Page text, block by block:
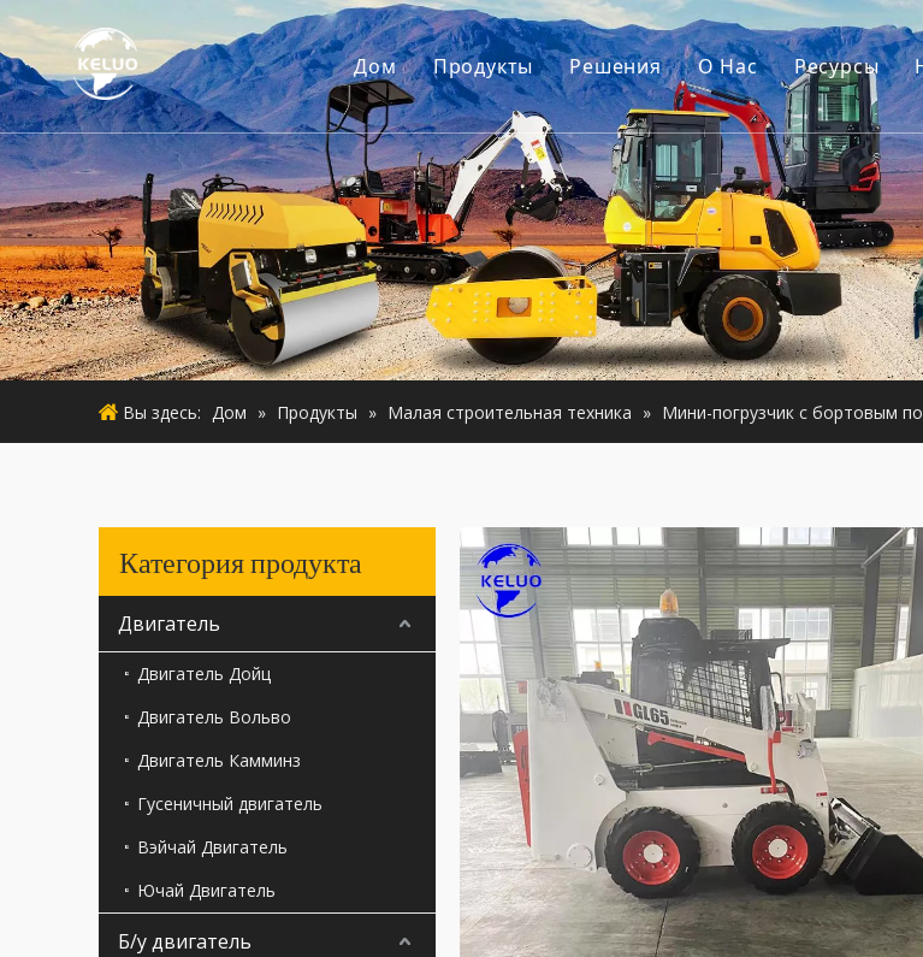
Дом Продукты
Двигатель
Аксессуары для экскаваторов
Малая строительная техника
Б/у двигатель
Подержанное оборудование
Решения О Hас
Наша история
Наше
Ресурсы
Часто
Видео
Вы здесь: Дом » Продукты » Малая строительная техника » Мини-погрузчик с бортовым
Категория продукта
Двигатель
Двигатель Дойц
Двигатель Вольво
Двигатель Камминз
Гусеничный двигатель
Вэйчай Двигатель
Ючай Двигатель
Б/у двигатель